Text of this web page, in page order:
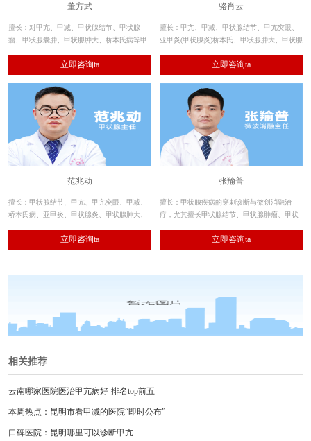
董方武
擅长：对甲亢、甲减、甲状腺结节、甲状腺
瘤、甲状腺囊肿、甲状腺肿大、桥本氏病等甲
对不同患者的自身抗体及其发病机理的研究，
达到一病一方的专项治疗。
立即咨询ta
骆肖云
擅长：甲亢、甲减、甲状腺结节、甲亢突眼、
亚甲炎(甲状腺炎)桥本氏、甲状腺肿大、甲状腺
长重度甲亢、复发甲亢、甲状腺结节、甲状腺
微小癌、甲状腺肿大及甲状腺囊肿，帮助数万
例甲状腺疾病患者实现康复。
立即咨询ta
范兆动
擅长：甲状腺结节、甲亢、甲亢突眼、甲减、
桥本氏病、亚甲炎、甲状腺炎、甲状腺肿大、
升了甲状腺疾病的临床诊疗效果，让众多患者
摆脱了病情反复发作的折磨。
立即咨询ta
张羭普
擅长：甲状腺疾病的穿刺诊断与微创消融治
疗，尤其擅长甲状腺结节、甲状腺肿瘤、甲状
保腺治疗；消融操作精细，消融术后处理规范
周到，恢复快、无复发，分病分型为患者制定
立即咨询ta
相关推荐
云南哪家医院医治甲亢病好-排名top前五
本周热点：昆明市看甲减的医院“即时公布”
口碑医院：昆明哪里可以诊断甲亢